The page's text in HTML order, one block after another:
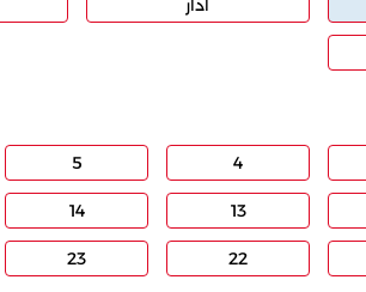
آذار
4
5
13
14
22
23